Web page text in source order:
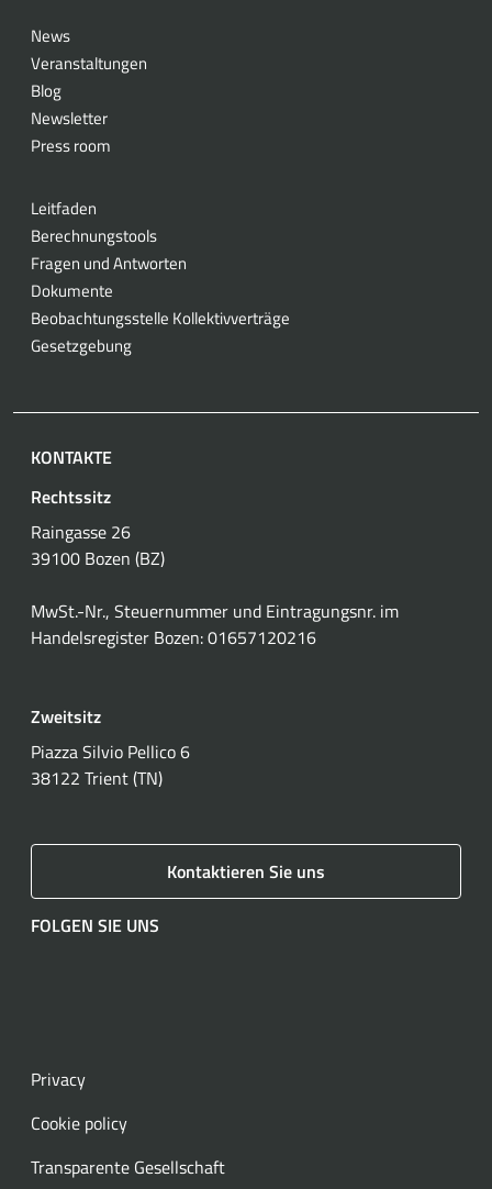
News
Veranstaltungen
Blog
Newsletter
Press room
Leitfaden
Berechnungstools
Fragen und Antworten
Dokumente
Beobachtungsstelle Kollektivverträge
Gesetzgebung
KONTAKTE
Rechtssitz
Raingasse 26
39100 Bozen (BZ)
MwSt.-Nr., Steuernummer und Eintragungsnr. im
Handelsregister Bozen: 01657120216
Zweitsitz
Piazza Silvio Pellico 6
38122 Trient (TN)
Kontaktieren Sie uns
FOLGEN SIE UNS
Privacy
Cookie policy
Transparente Gesellschaft